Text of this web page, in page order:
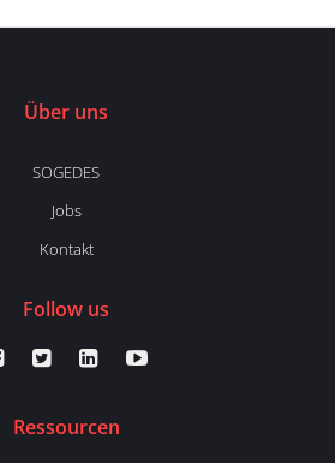
Über uns
SOGEDES
Jobs
Kontakt
Follow us
Ressourcen